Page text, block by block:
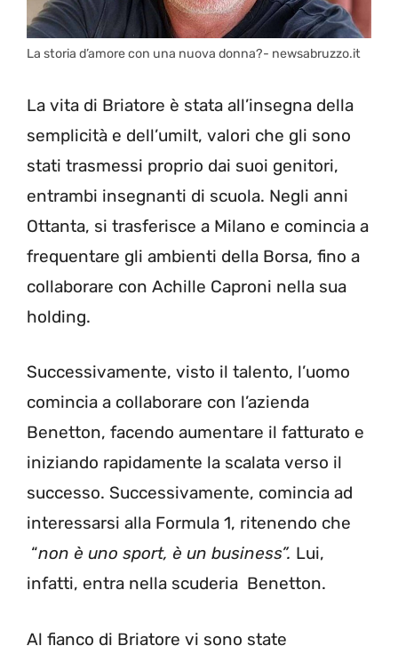
La storia d’amore con una nuova donna?- newsabruzzo.it
La vita di Briatore è stata all’insegna della
semplicità e dell’umilt, valori che gli sono
stati trasmessi proprio dai suoi genitori,
entrambi insegnanti di scuola. Negli anni
Ottanta, si trasferisce a Milano e comincia a
frequentare gli ambienti della Borsa, fino a
collaborare con Achille Caproni nella sua
holding.
Successivamente, visto il talento, l’uomo
comincia a collaborare con l’azienda
Benetton, facendo aumentare il fatturato e
iniziando rapidamente la scalata verso il
successo. Successivamente, comincia ad
interessarsi alla Formula 1, ritenendo che
“non è uno sport, è un business”. Lui,
infatti, entra nella scuderia Benetton.
Al fianco di Briatore vi sono state